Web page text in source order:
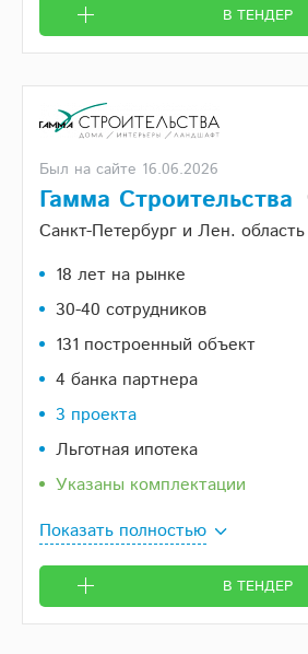
В ТЕНДЕР
Был на сайте 16.06.2026
Гамма Строительства
Санкт-Петербург и Лен. область
18 лет на рынке
30-40 сотрудников
131 построенный объект
4 банка партнера
3 проекта
Льготная ипотека
Указаны комплектации
Показать полностью
В ТЕНДЕР